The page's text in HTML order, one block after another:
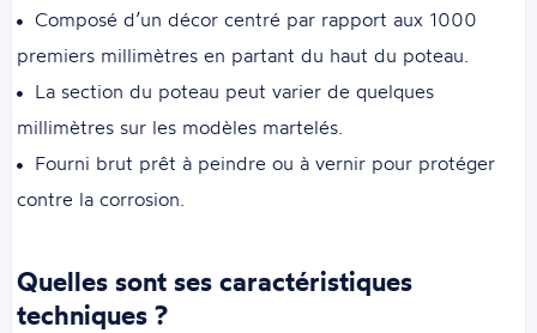
Composé d’un décor centré par rapport aux 1000
premiers millimètres en partant du haut du poteau.
La section du poteau peut varier de quelques
millimètres sur les modèles martelés.
Fourni brut prêt à peindre ou à vernir pour protéger
contre la corrosion.
Quelles sont ses caractéristiques
techniques ?